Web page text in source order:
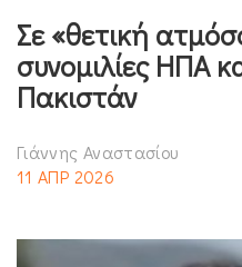
Σε «θετική
συνομιλίες ΗΠΑ
Πακιστάν
Γιάννης Αναστασίου
11 ΑΠΡ 2026